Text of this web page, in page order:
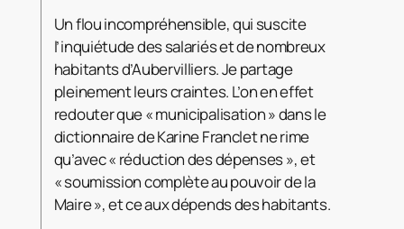
Un flou incompréhensible, qui suscite
l’inquiétude des salariés et de nombreux
habitants d’Aubervilliers. Je partage
pleinement leurs craintes. L’on en effet
redouter que « municipalisation » dans le
dictionnaire de Karine Franclet ne rime
qu’avec « réduction des dépenses », et
« soumission complète au pouvoir de la
Maire », et ce aux dépends des habitants.